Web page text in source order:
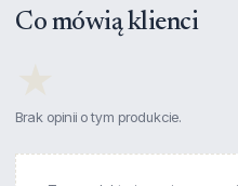
Co mówią klienci
Brak opinii o tym produkcie.